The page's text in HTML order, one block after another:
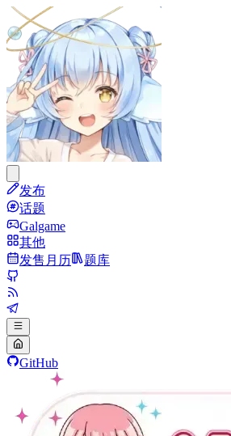
发布
话题
Galgame
其他
发售月历
题库
GitHub